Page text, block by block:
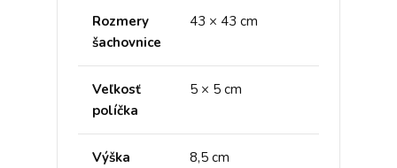
Rozmery
šachovnice
43 × 43 cm
Veľkosť
políčka
5 × 5 cm
Výška
8,5 cm